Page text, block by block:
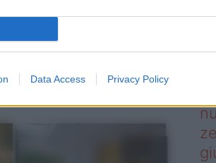
Data Access Privacy Policy